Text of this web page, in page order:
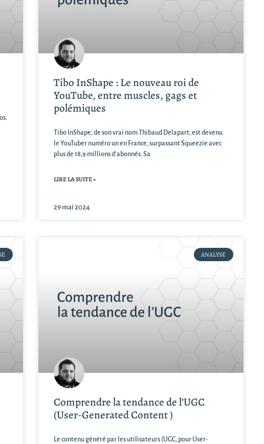
Tibo InShape : Le nouveau roi de
YouTube, entre muscles, gags et
polémiques
Tibo InShape, de son vrai nom Thibaud Delapart, est devenu
le YouTuber numéro un en France, surpassant Squeezie avec
plus de 18,9 millions d’abonnés. Sa
LIRE LA SUITE »
29 mai 2024
ANALYSE
Comprendre la tendance de l’UGC
(User-Generated Content )
Le contenu généré par les utilisateurs (UGC, pour User-